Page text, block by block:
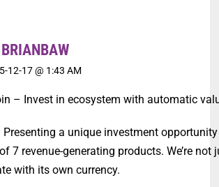
BRIANBAW
12-17 @ 1:43 AM
– Invest in ecosystem with automatic
Presenting a unique investment
7 revenue-generating products. We’re
with its own currency.